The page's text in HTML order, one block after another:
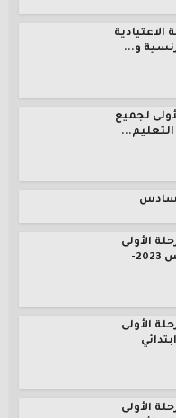
الاعتيادية
و...
لجميع
الأولى
المستوى الخامس 2023-
الأولى
الأولى